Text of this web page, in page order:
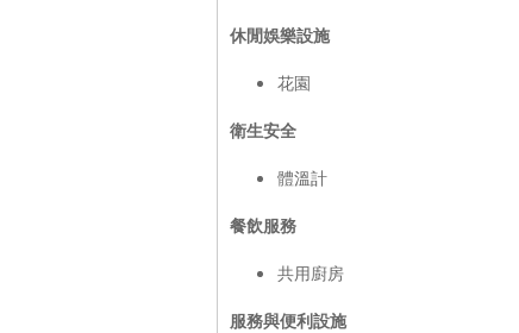
休閒娛樂設施
花園
衛生安全
體溫計
餐飲服務
共用廚房
服務與便利設施